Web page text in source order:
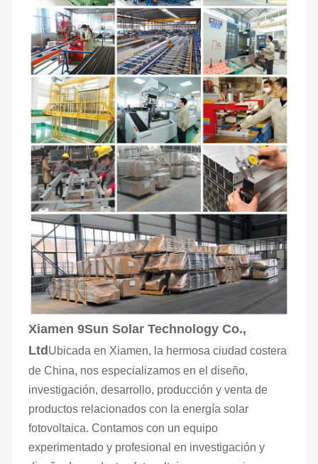
Xiamen 9Sun Solar Technology Co.,
LtdUbicada en Xiamen, la hermosa ciudad costera
de China, nos especializamos en el diseño,
investigación, desarrollo, producción y venta de
productos relacionados con la energía solar
fotovoltaica. Contamos con un equipo
experimentado y profesional en investigación y